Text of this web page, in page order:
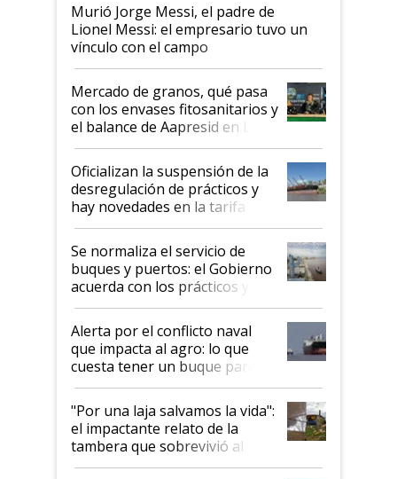
Murió Jorge Messi, el padre de
Lionel Messi: el empresario tuvo un
vínculo con el campo
Mercado de granos, qué pasa
con los envases fitosanitarios y
el balance de Aapresid en La
Posta
Oficializan la suspensión de la
desregulación de prácticos y
hay novedades en la tarifa de
la hidrovía
Se normaliza el servicio de
buques y puertos: el Gobierno
acuerda con los prácticos y
suspende el decreto de
desregulación
Alerta por el conflicto naval
que impacta al agro: lo que
cuesta tener un buque parado
y el peligro de que Argentina
pase a ser "país sucio"
"Por una laja salvamos la vida":
el impactante relato de la
tambera que sobrevivió al
tornado